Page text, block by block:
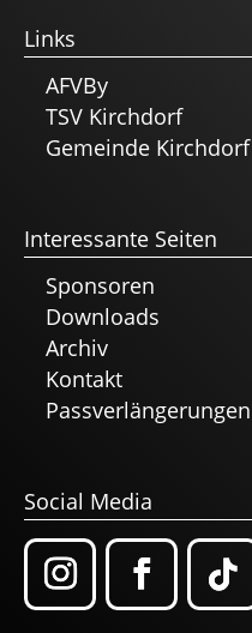
Links
AFVBy
TSV Kirchdorf
Gemeinde Kirchdorf
Interessante Seiten
Sponsoren
Downloads
Archiv
Kontakt
Passverlängerungen
Social Media